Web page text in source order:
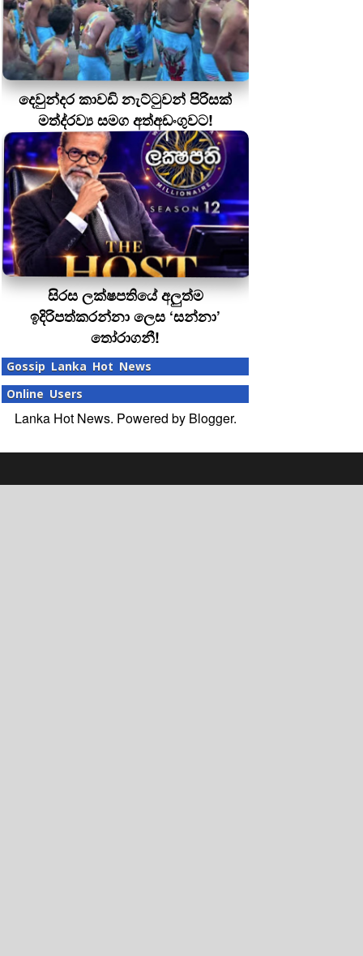
දෙවුන්දර කාවඩි නැට්ටුවන් පිරිසක්
මත්ද‍්‍රව්‍ය සමග අත්අඩංගුවට!
සිරස ලක්ෂපතියේ අලුත්ම
ඉදිරිපත්කරන්නා ලෙස ‘සන්නා’
තෝරාගනී!
Gossip Lanka Hot News
Online Users
Lanka Hot News. Powered by Blogger.